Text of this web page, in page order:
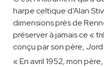
harpe celtique d’Alan
dimensions près de
préserver à jamais ce «
conçu par son père,
« En avril 1952, mon